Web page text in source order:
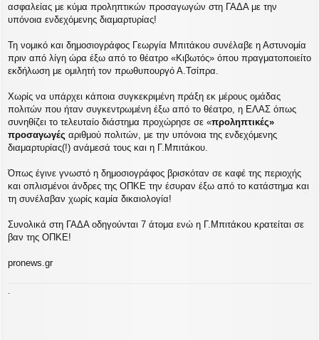
η
ασφαλείας με κύμα προληπτικών προσαγωγών στη ΓΑΔΑ με την
υπόνοια ενδεχόμενης διαμαρτυρίας!
Τη νομικό και δημοσιογράφος Γεωργία Μπιτάκου συνέλαβε η Αστυνομία
πριν από λίγη ώρα έξω από το θέατρο «Κιβωτός» όπου πραγματοποιείτο
εκδήλωση με ομιλητή τον πρωθυπουργό Α.Τσίπρα.
Χωρίς να υπάρχει κάποια συγκεκριμένη πράξη εκ μέρους ομάδας
πολιτών που ήταν συγκεντρωμένη έξω από το θέατρο, η ΕΛΑΣ όπως
συνηθίζει το τελευταίο διάστημα προχώρησε σε «προληπτικές»
προσαγωγές αριθμού πολιτών, με την υπόνοια της ενδεχόμενης
διαμαρτυρίας(!) ανάμεσά τους και η Γ.Μπιτάκου.
Όπως έγινε γνωστό η δημοσιογράφος βρισκόταν σε καφέ της περιοχής
και οπλισμένοι άνδρες της ΟΠΚΕ την έσυραν έξω από το κατάστημα και
τη συνέλαβαν χωρίς καμία δικαιολογία!
Συνολικά στη ΓΑΔΑ οδηγούνται 7 άτομα ενώ η Γ.Μπιτάκου κρατείται σε
βαν της ΟΠΚΕ!
pronews.gr
.